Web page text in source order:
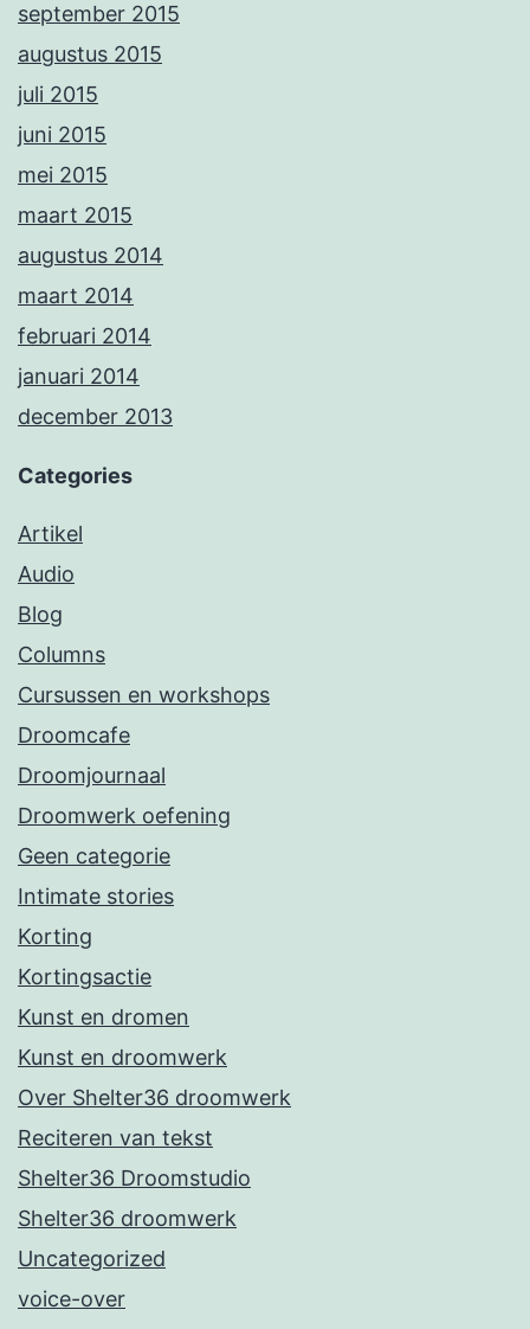
september 2015
augustus 2015
juli 2015
juni 2015
mei 2015
maart 2015
augustus 2014
maart 2014
februari 2014
januari 2014
december 2013
Categories
Artikel
Audio
Blog
Columns
Cursussen en workshops
Droomcafe
Droomjournaal
Droomwerk oefening
Geen categorie
Intimate stories
Korting
Kortingsactie
Kunst en dromen
Kunst en droomwerk
Over Shelter36 droomwerk
Reciteren van tekst
Shelter36 Droomstudio
Shelter36 droomwerk
Uncategorized
voice-over